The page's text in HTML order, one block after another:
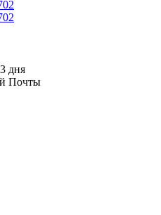
дня
Почты